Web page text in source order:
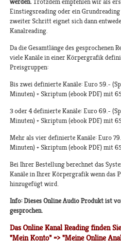
werden.Trotzdem empfehlen wir als
Einstiegsreading oder ein
zweiter Schritt eignet sich dann
Kanalreading.
Da die Gesamtlänge des gesprochenen
viele Kanäle in einer Körpergrafik
Preisgruppen:
Bis zwei definierte Kanäle: Euro 59.-
Minuten) + Skriptum (ebook PDF) mit
3 oder 4 definierte Kanäle: Euro 69.-
Minuten) + Skriptum (ebook PDF) mit
Mehr als vier definierte Kanäle: Euro
Minuten) + Skriptum (ebook PDF) mit
Bei Ihrer Bestellung berechnet das
Kanäle in Ihrer Körpergrafik wenn das
hinzugefügt wird.
Info: Dieses Online Audio Produkt ist
gesprochen.
Das Online Kanal Reading finden
"Mein Konto" => "Meine Online